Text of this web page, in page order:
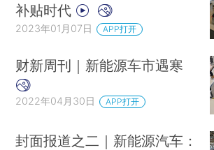
补贴时代
2023年01月07日 APP打开
财新周刊｜新能源车市遇寒
2022年04月30日 APP打开
封面报道之二｜新能源汽车：